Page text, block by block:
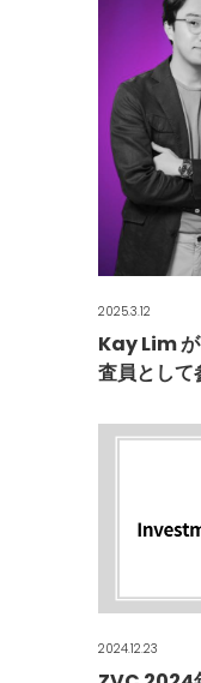
2025.3.12
Kay Lim
査員として
2024.12.23